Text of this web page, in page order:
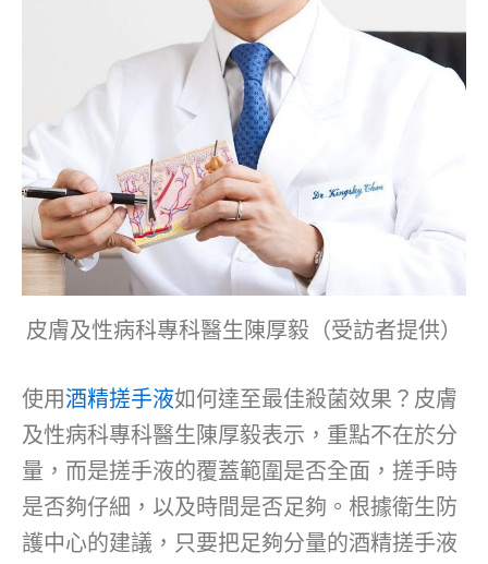
皮膚及性病科專科醫生陳厚毅（受訪者提供）
使用酒精搓手液如何達至最佳殺菌效果？皮膚
及性病科專科醫生陳厚毅表示，重點不在於分
量，而是搓手液的覆蓋範圍是否全面，搓手時
是否夠仔細，以及時間是否足夠。根據衛生防
護中心的建議，只要把足夠分量的酒精搓手液